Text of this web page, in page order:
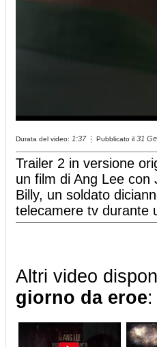
Durata del video: 1:37 Pubblicato il 31
Trailer 2 in versione
un film di Ang Lee
Billy, un soldato
telecamere tv durante
Altri video
giorno da eroe: